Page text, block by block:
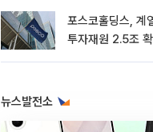
포스코홀딩스, 계
투자재원 2.5조
뉴스발전소